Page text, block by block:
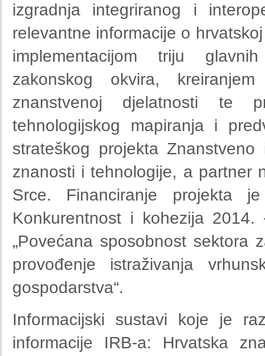
izgradnja integriranog i
relevantne informacije o
implementacijom triju
zakonskog okvira,
znanstvenoj djelatnosti te
tehnologijskog mapiranja i
strateškog projekta
znanosti i tehnologije, a partner
Srce. Financiranje projekta
Konkurentnost i kohezija
„Povećana sposobnost sektora
provođenje istraživanja
gospodarstva“.
Informacijski sustavi koje je
informacije IRB-a: Hrvatska